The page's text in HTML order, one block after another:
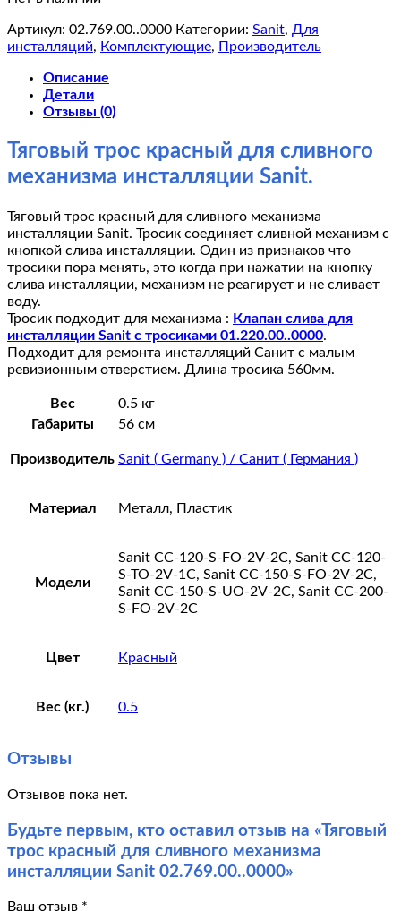
Артикул: 02.769.00..0000 Категории: Sanit, Для
инсталляций, Комплектующие, Производитель
Описание
Детали
Отзывы (0)
Тяговый трос красный для сливного
механизма инсталляции Sanit.
Тяговый трос красный для сливного механизма
инсталляции Sanit. Тросик соединяет сливной механизм с
кнопкой слива инсталляции. Один из признаков что
тросики пора менять, это когда при нажатии на кнопку
слива инсталляции, механизм не реагирует и не сливает
воду.
Тросик подходит для механизма : Клапан слива для
инсталляции Sanit c тросиками 01.220.00..0000.
Подходит для ремонта инсталляций Санит с малым
ревизионным отверстием. Длина тросика 560мм.
Вес
0.5 кг
Габариты
56 см
Производитель Sanit ( Germany ) / Санит ( Германия )
Материал Металл, Пластик
Модели
Sanit CC-120-S-FO-2V-2C, Sanit CC-120-
S-TO-2V-1C, Sanit CC-150-S-FO-2V-2C,
Sanit CC-150-S-UO-2V-2C, Sanit CC-200-
S-FO-2V-2C
Цвет Красный
Вес (кг.) 0.5
Отзывы
Отзывов пока нет.
Будьте первым, кто оставил отзыв на «Тяговый
трос красный для сливного механизма
инсталляции Sanit 02.769.00..0000»
Ваш отзыв *